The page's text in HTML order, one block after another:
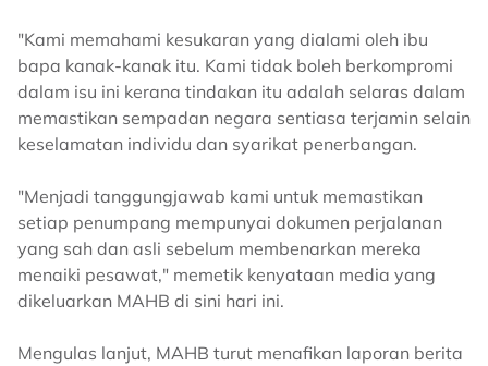
"Kami memahami kesukaran yang dialami oleh ibu
bapa kanak-kanak itu. Kami tidak boleh berkompromi
dalam isu ini kerana tindakan itu adalah selaras dalam
memastikan sempadan negara sentiasa terjamin selain
keselamatan individu dan syarikat penerbangan.
"Menjadi tanggungjawab kami untuk memastikan
setiap penumpang mempunyai dokumen perjalanan
yang sah dan asli sebelum membenarkan mereka
menaiki pesawat," memetik kenyataan media yang
dikeluarkan MAHB di sini hari ini.
Mengulas lanjut, MAHB turut menafikan laporan berita